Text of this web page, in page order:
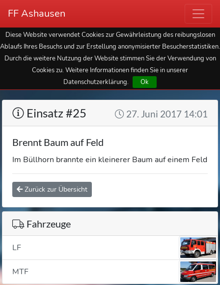
FF Ashausen
Diese Website verwendet Cookies zur Gewährleistung des reibungslosen
Ablaufs Ihres Besuchs und zur Erstellung anonymisierter Besucherstatistiken.
Durch die weitere Nutzung der Website stimmen Sie der Verwendung von
Cookies zu. Weitere Informationen finden Sie in unserer
Datenschutzerklärung.
Ok
Einsatz #25 27. Juni 2017 14:01
Brennt Baum auf Feld
Im Büllhorn brannte ein kleinerer Baum auf einem Feld
Zurück zur Übersicht
Fahrzeuge
LF
MTF